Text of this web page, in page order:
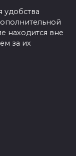
удобства
находится вне
за их